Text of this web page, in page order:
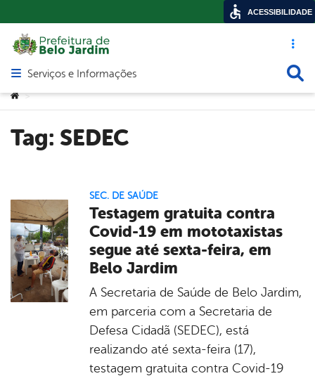
Acesso
Abrir menu principal de navegação
Serviços e Informações
Você está aqui:
>
Tag: SEDEC
SEC. DE SAÚDE
Testagem gratuita contra
Covid-19 em mototaxistas
segue até sexta-feira, em
Belo Jardim
A Secretaria de Saúde de Belo Jardim,
em parceria com a Secretaria de
Defesa Cidadã (SEDEC), está
realizando até sexta-feira (17),
testagem gratuita contra Covid-19
ACESSIBILIDADE